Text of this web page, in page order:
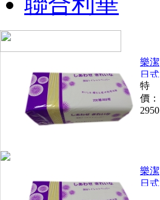
樂潔
日式
抽取
衛生
紙
(30
包*5
特
價：
2950
樂潔
日式